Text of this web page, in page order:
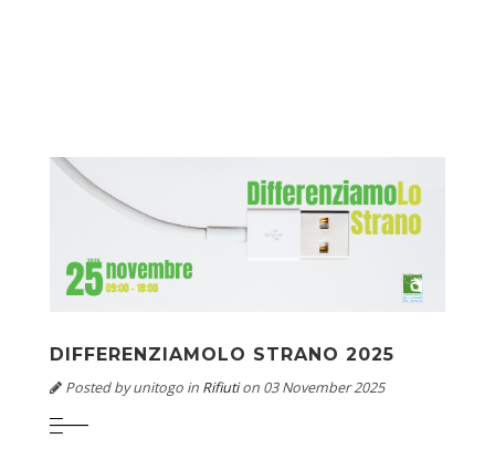
DIFFERENZIAMOLO STRANO 2025
Posted byunitogo in Rifiution 03 November 2025